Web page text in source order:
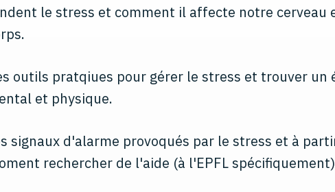
le stress et comment il affecte notre cerveau
outils pratqiues pour gérer le stress et trouver un
et physique.
signaux d'alarme provoqués par le stress et à
rechercher de l'aide (à l'EPFL